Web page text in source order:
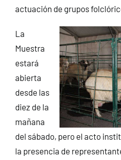
actuación de grupos
La
Muestra
estará
abierta
desde las
diez de la
mañana
del sábado, pero el acto
la presencia de